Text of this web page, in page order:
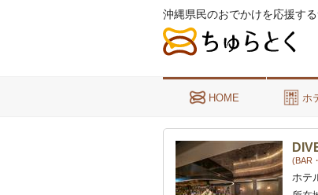
沖縄県民のおでかけを応援する
HOME ホ
(BAR
ホテ